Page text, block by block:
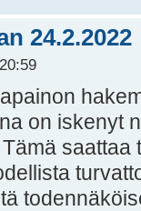
24.2.2022
on iskenyt